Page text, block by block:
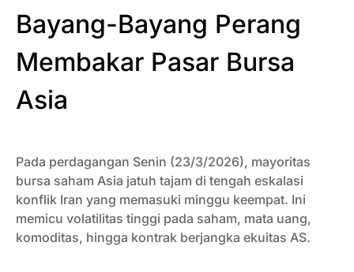
Bayang-Bayang Perang
Membakar Pasar Bursa
Asia
Pada perdagangan Senin (23/3/2026), mayoritas
bursa saham Asia jatuh tajam di tengah eskalasi
konflik Iran yang memasuki minggu keempat. Ini
memicu volatilitas tinggi pada saham, mata uang,
komoditas, hingga kontrak berjangka ekuitas AS.